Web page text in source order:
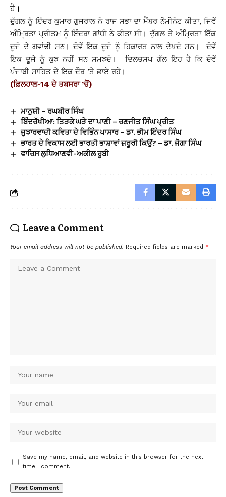
ਹੈ।
ਦੁੱਗਲ ਨੂੰ ਇੰਦਰ ਕੁਮਾਰ ਗੁਜਰਾਲ ਨੇ ਰਾਜ ਸਭਾ ਦਾ ਮੈਂਬਰ ਨੋਮੀਨੇਟ ਕੀਤਾ, ਜਿਵੇਂ
ਅੰਮ੍ਰਿਤਾ ਪ੍ਰੀਤਮ ਨੂੰ ਇੰਦਰਾ ਗਾਂਧੀ ਨੇ ਕੀਤਾ ਸੀ। ਦੁੱਗਲ ਤੇ ਅੰਮ੍ਰਿਤਾ ਇੱਕ
ਦੂਜੇ ਦੇ ਗਵਾਂਢੀ ਸਨ। ਦੋਵੇਂ ਇਕ ਦੂਜੇ ਨੂੰ ਹਿਕਾਰਤ ਨਾਲ ਦੇਖਦੇ ਸਨ। ਦੋਵੇਂ
ਇਕ ਦੂਜੇ ਨੂੰ ਕੁਝ ਨਹੀਂ ਸਨ ਸਮਝਦੇ। ਦਿਲਚਸਪ ਗੱਲ ਇਹ ਹੈ ਕਿ ਦੋਵੇਂ
ਪੰਜਾਬੀ ਸਾਹਿਤ ਦੇ ਇਕ ਦੌਰ ’ਤੇ ਛਾਏ ਰਹੇ।
(ਫ਼ਿਲਹਾਲ-14 ਦੇ ਤਬਸਰਾ ’ਚੋਂ)
ਮਾਨੁਸ਼ੀ – ਰਘਬੀਰ ਸਿੰਘ
ਬਿੰਦਰੱਖੀਆ: ਤਿੜਕੇ ਘੜੇ ਦਾ ਪਾਣੀ – ਰਣਜੀਤ ਸਿੰਘ ਪ੍ਰੀਤ
ਜੁਝਾਰਵਾਦੀ ਕਵਿਤਾ ਦੇ ਵਿਭਿੰਨ ਪਾਸਾਰ – ਡਾ. ਭੀਮ ਇੰਦਰ ਸਿੰਘ
ਭਾਰਤ ਦੇ ਵਿਕਾਸ ਲਈ ਭਾਰਤੀ ਭਾਸ਼ਾਵਾਂ ਜ਼ਰੂਰੀ ਕਿਉਂ? – ਡਾ. ਜੋਗਾ ਸਿੰਘ
ਵਾਰਿਸ ਲੁਧਿਆਣਵੀ-ਅਕੀਲ ਰੂਬੀ
Leave a Comment
Your email address will not be published. Required fields are marked *
Save my name, email, and website in this browser for the next
time I comment.